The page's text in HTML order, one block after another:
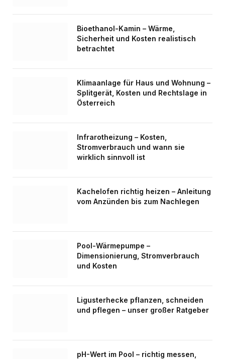
Bioethanol-Kamin – Wärme,
Sicherheit und Kosten realistisch
betrachtet
Klimaanlage für Haus und Wohnung –
Splitgerät, Kosten und Rechtslage in
Österreich
Infrarotheizung – Kosten,
Stromverbrauch und wann sie
wirklich sinnvoll ist
Kachelofen richtig heizen – Anleitung
vom Anzünden bis zum Nachlegen
Pool-Wärmepumpe –
Dimensionierung, Stromverbrauch
und Kosten
Ligusterhecke pflanzen, schneiden
und pflegen – unser großer Ratgeber
pH-Wert im Pool – richtig messen,